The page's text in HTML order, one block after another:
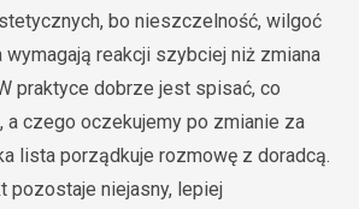
bo nieszczelność, wilgoć
wymagają reakcji szybciej niż zmiana
praktyce dobrze jest spisać, co
czego oczekujemy po zmianie za
lista porządkuje rozmowę z doradcą.
pozostaje niejasny, lepiej